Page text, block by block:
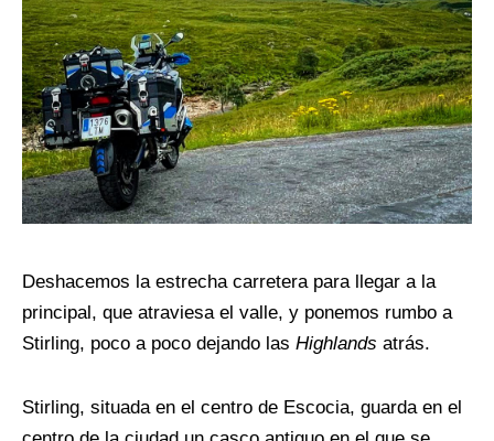
Deshacemos la estrecha carretera para llegar a la
principal, que atraviesa el valle, y ponemos rumbo a
Stirling, poco a poco dejando las Highlands atrás.
Stirling, situada en el centro de Escocia, guarda en el